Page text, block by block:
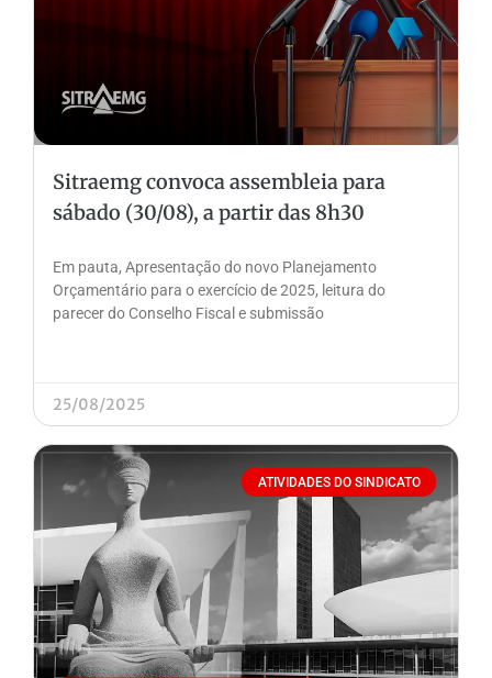
Sitraemg convoca assembleia para
sábado (30/08), a partir das 8h30
Em pauta, Apresentação do novo Planejamento
Orçamentário para o exercício de 2025, leitura do
parecer do Conselho Fiscal e submissão
25/08/2025
ATIVIDADES DO SINDICATO